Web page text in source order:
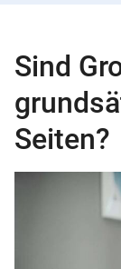
Sind
Seiten?